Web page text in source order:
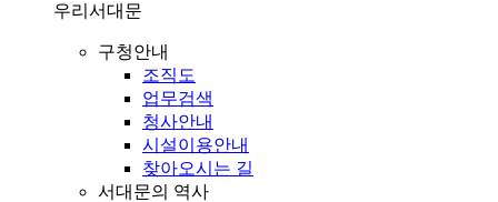
우리서대문
구청안내
조직도
업무검색
청사안내
시설이용안내
찾아오시는 길
서대문의 역사